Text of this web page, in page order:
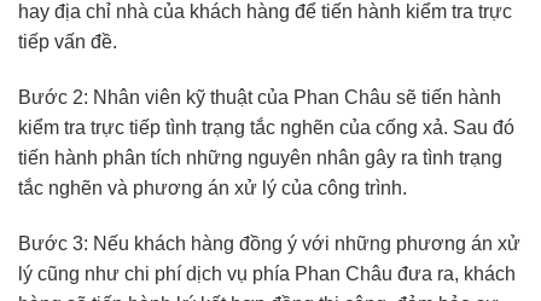
hay địa chỉ nhà của khách hàng để tiến hành kiểm tra trực
tiếp vấn đề.
Bước 2: Nhân viên kỹ thuật của Phan Châu sẽ tiến hành
kiểm tra trực tiếp tình trạng tắc nghẽn của cống xả. Sau đó
tiến hành phân tích những nguyên nhân gây ra tình trạng
tắc nghẽn và phương án xử lý của công trình.
Bước 3: Nếu khách hàng đồng ý với những phương án xử
lý cũng như chi phí dịch vụ phía Phan Châu đưa ra, khách